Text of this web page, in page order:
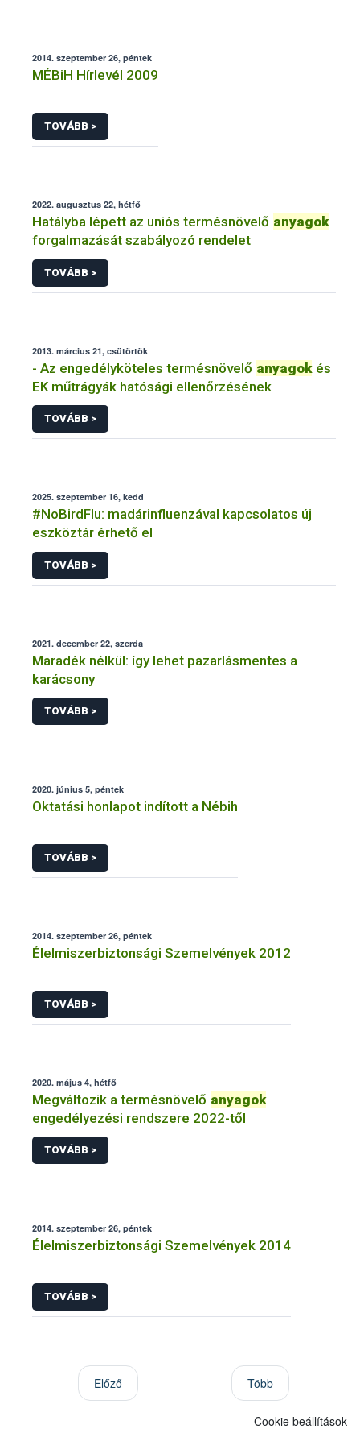
2014. szeptember 26, péntek
MÉBiH Hírlevél 2009
TOVÁBB >
2022. augusztus 22, hétfő
Hatályba lépett az uniós termésnövelő anyagok
forgalmazását szabályozó rendelet
TOVÁBB >
2013. március 21, csütörtök
- Az engedélyköteles termésnövelő anyagok és
EK műtrágyák hatósági ellenőrzésének
TOVÁBB >
2025. szeptember 16, kedd
#NoBirdFlu: madárinfluenzával kapcsolatos új
eszköztár érhető el
TOVÁBB >
2021. december 22, szerda
Maradék nélkül: így lehet pazarlásmentes a
karácsony
TOVÁBB >
2020. június 5, péntek
Oktatási honlapot indított a Nébih
TOVÁBB >
2014. szeptember 26, péntek
Élelmiszerbiztonsági Szemelvények 2012
TOVÁBB >
2020. május 4, hétfő
Megváltozik a termésnövelő anyagok
engedélyezési rendszere 2022-től
TOVÁBB >
2014. szeptember 26, péntek
Élelmiszerbiztonsági Szemelvények 2014
TOVÁBB >
Előző Több
Cookie beállítások